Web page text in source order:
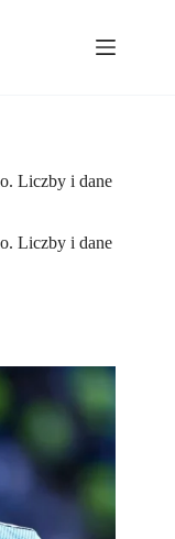
Liczby i dane
Liczby i dane